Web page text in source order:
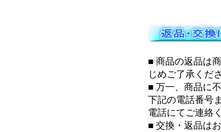
■ 商品の返品は
じめご了承くだ
■ 万一、商品に
下記の電話番号
電話にてご連絡
■ 交換・返品は